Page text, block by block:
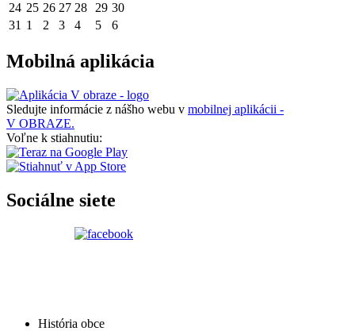
24 25 26 27 28 29 30
31 1 2 3 4 5 6
Mobilná aplikácia
Sledujte informácie z nášho webu v mobilnej aplikácii -
V OBRAZE.
Voľne k stiahnutiu:
Sociálne siete
História obce